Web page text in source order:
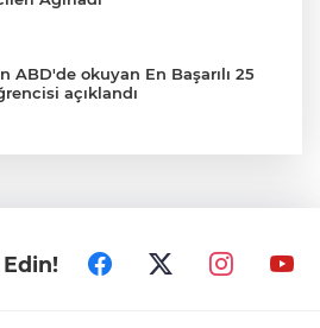
ABD'de okuyan En Başarılı 25
açıklandı
yaralanan vatandaş
kurtarıldı